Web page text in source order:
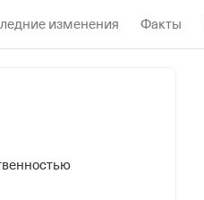
изменения Факты